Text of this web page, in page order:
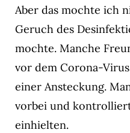
Aber das mochte ich
Geruch des
mochte. Manche
vor dem Corona-
einer Ansteckung.
vorbei und
einhielten.